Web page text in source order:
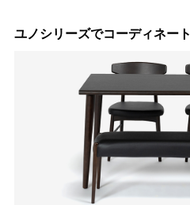
ユノシリーズでコーディネート